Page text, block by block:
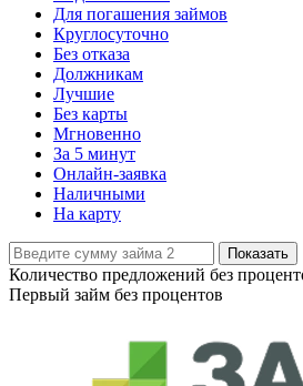
Для погашения займов
Круглосуточно
Без отказа
Должникам
Лучшие
Без карты
Мгновенно
За 5 минут
Онлайн-заявка
Наличными
На карту
Показать
Количество предложений без
Первый займ без процентов